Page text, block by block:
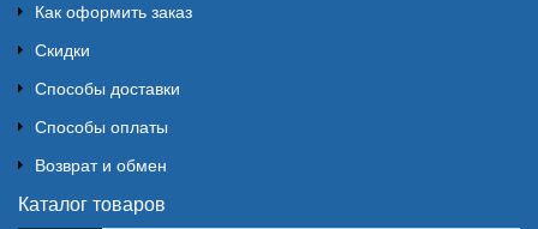
Как оформить заказ
Скидки
Способы доставки
Способы оплаты
Возврат и обмен
Каталог товаров